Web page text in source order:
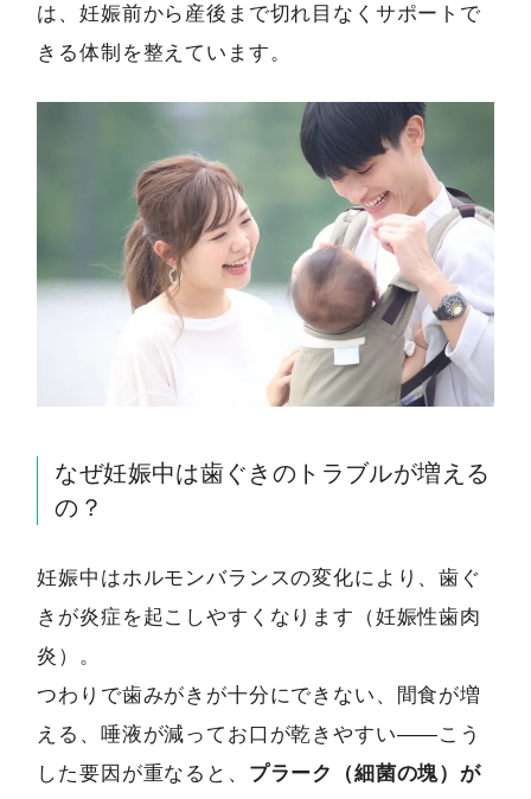
は、妊娠前から産後まで切れ目なくサポートで
きる体制を整えています。
なぜ妊娠中は歯ぐきのトラブルが増える
の？
妊娠中はホルモンバランスの変化により、歯ぐ
きが炎症を起こしやすくなります（妊娠性歯肉
炎）。
つわりで歯みがきが十分にできない、間食が増
える、唾液が減ってお口が乾きやすい――こう
した要因が重なると、 プラーク（細菌の塊）が